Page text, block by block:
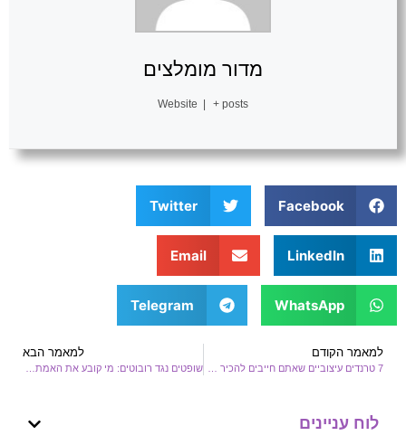
מדור מומלצים
Website + posts
Facebook
Twitter
LinkedIn
Email
WhatsApp
Telegram
למאמר הקודם למאמר הבא
לוח עניינים